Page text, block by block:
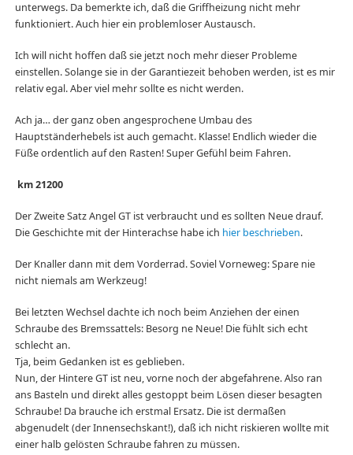
unterwegs. Da bemerkte ich, daß die Griffheizung nicht mehr
funktioniert. Auch hier ein problemloser Austausch.
Ich will nicht hoffen daß sie jetzt noch mehr dieser Probleme
einstellen. Solange sie in der Garantiezeit behoben werden, ist es mir
relativ egal. Aber viel mehr sollte es nicht werden.
Ach ja… der ganz oben angesprochene Umbau des
Hauptständerhebels ist auch gemacht. Klasse! Endlich wieder die
Füße ordentlich auf den Rasten! Super Gefühl beim Fahren.
km 21200
Der Zweite Satz Angel GT ist verbraucht und es sollten Neue drauf.
Die Geschichte mit der Hinterachse habe ich hier beschrieben.
Der Knaller dann mit dem Vorderrad. Soviel Vorneweg: Spare nie
nicht niemals am Werkzeug!
Bei letzten Wechsel dachte ich noch beim Anziehen der einen
Schraube des Bremssattels: Besorg ne Neue! Die fühlt sich echt
schlecht an.
Tja, beim Gedanken ist es geblieben.
Nun, der Hintere GT ist neu, vorne noch der abgefahrene. Also ran
ans Basteln und direkt alles gestoppt beim Lösen dieser besagten
Schraube! Da brauche ich erstmal Ersatz. Die ist dermaßen
abgenudelt (der Innensechskant!), daß ich nicht riskieren wollte mit
einer halb gelösten Schraube fahren zu müssen.